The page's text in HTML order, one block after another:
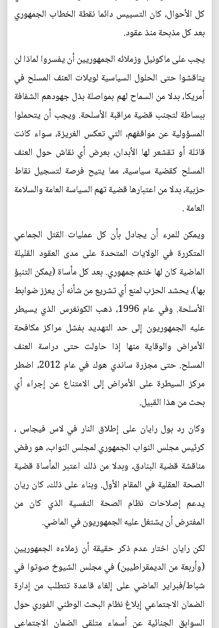
كل الأحوال، كان التسييس دائما نقطة الخطاب الجمهوري
بعد كل مذبحة منذ عقود.
يجب على ماكونيل وزملائه الجمهوريين أن يفسروا لماذا لن
يناقشوا حتى الحلول السياسية لويلات العنف المسلح في
أمريكا، بدلا من السماح لهم بمواصلة بذل جهودهم الشفافة
ببساطة لتجنب قضية مراقبة الأسلحة. ويجب أن يتحملوا
المسؤولية عن مواقفهم، التي تعكس الغريزة، سواء كانت
قاتلة أو تقشعر لها الأبدان، بعرض أي نقاش حول العنف
المسلح كقضية سياسية، مما يتيح فرصة لتسجيل نقاط
حزبية، بدلا من اعتبارها قضية تهم السياسة العامة والسلامة
العامة .
ويمكن للمرء أن يجادل بأن كل عمليات القتل الجماعي
المتكررة في الولايات المتحدة على مدى العقود القليلة
الماضية كان لها ختم جمهوري. بعد كل مأساة (يمكن التنبؤ
بها)، يحشد الحزب لمنع أي تشريع من شأنه أن يعزز ضوابط
الأسلحة. وفي عام 1996، ذهب الكونغرس الذي يسيطر
عليه الجمهوريون إلى حد التهديد بفشل مراكز مكافحة
الأمراض والوقاية منها إذا حاولت حتى دراسة العنف
المسلح. حتى مجزرة ساندي هوك في عام 2012، اضطر
مركز السيطرة على الأمراض إلى الامتناع عن إجراء أي
بحث من هذا القبيل.
وكان رد بول رايان على إطلاق النار في لاس فيجاس ،
كرئيس مجلس النواب الجمهوري لمجلس النواب، هو رفض
مناقشة قضية البنادق، وبدلا من ذلك اعتبر المأساة قضية
الصحة العقلية في المقام الأول. وبناء على ذلك، كان ريان
يدعم إصلاحات نظام الصحة النفسية الذي كان من
المفترض أن يشتغل عليه الجمهوريون في الماضي.
لكن رايان اختار عدم ذكر حقيقة أن زملاءه الجمهوريين
(وأربعة من الديمقراطيين) في مجلس الشيوخ صوتوا في
شباط/فبراير الماضي على إلغاء قاعدة تتطلب من إدارة
الضمان الاجتماعي إبلاغ نظام البحث الوطني الفوري حول
السوابق الجنائية عن أسماء متلقي الضمان الاجتماعي